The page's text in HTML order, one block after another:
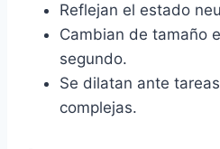
Reflejan el estado
Cambian de tamaño
segundo.
Se dilatan ante
complejas.